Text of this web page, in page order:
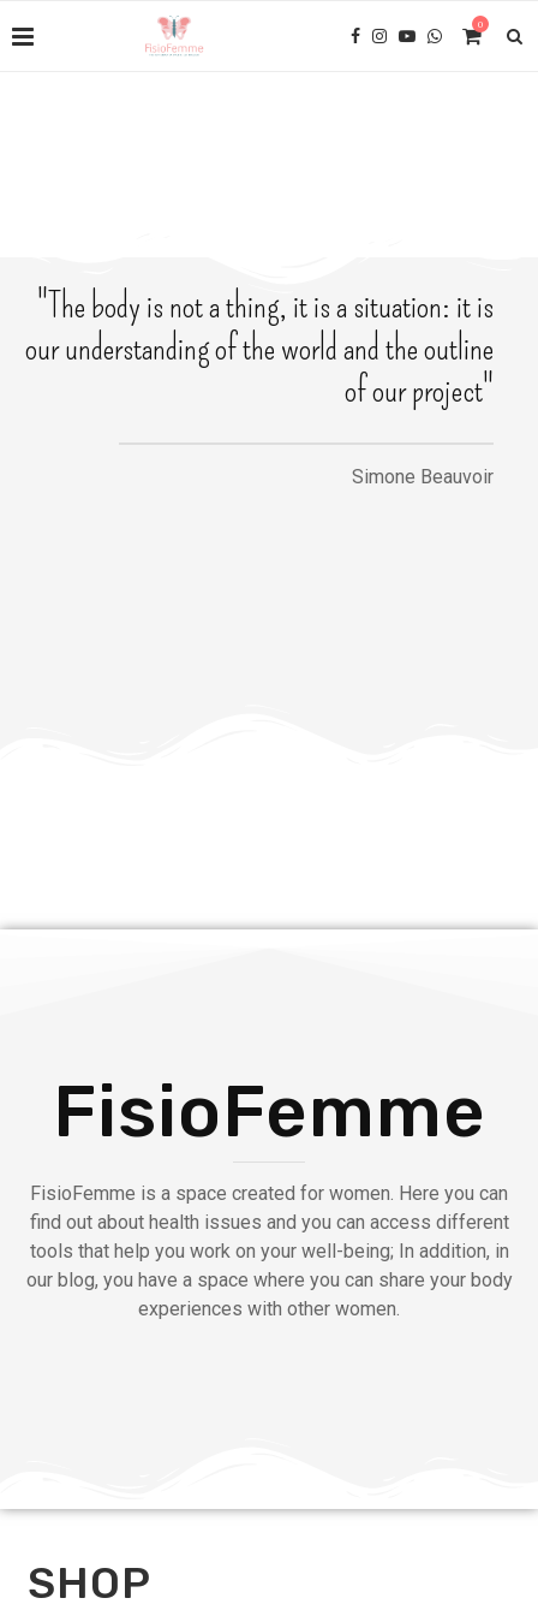
0
"The body is not a thing, it is a situation: it is
our understanding of the world and the outline
of our project"
Simone Beauvoir
FisioFemme
FisioFemme is a space created for women. Here you can
find out about health issues and you can access different
tools that help you work on your well-being; In addition, in
our blog, you have a space where you can share your body
experiences with other women.
SHOP